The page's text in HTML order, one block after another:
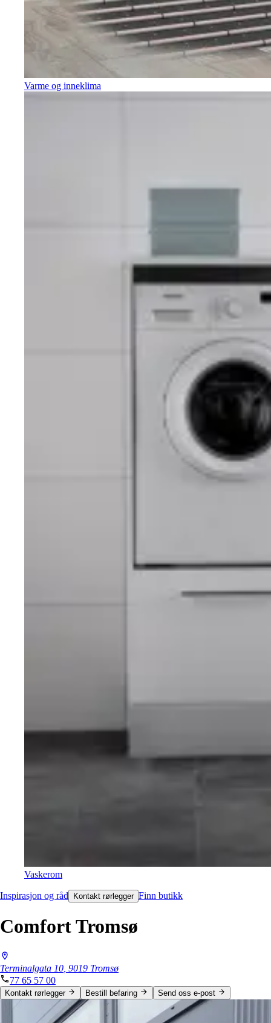
Varme og inneklima
Vaskerom
Inspirasjon og råd Kontakt rørlegger Finn butikk
Comfort Tromsø
Terminalgata 10 9019 Tromsø
77 65 57 00
Kontakt rørlegger Bestill befaring Send oss e-post